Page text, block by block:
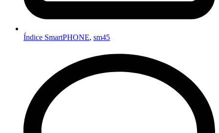
Índice SmartPHONE, sm45